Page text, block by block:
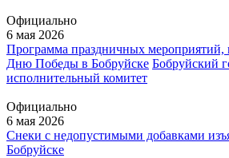
Официально
6 мая 2026
Программа праздничных мероприятий,
Дню Победы в Бобруйске Бобруйский
исполнительный комитет
Официально
6 мая 2026
Снеки с недопустимыми добавками
Бобруйске